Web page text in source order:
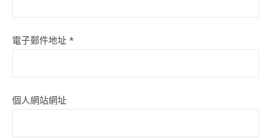
電子郵件地址 *
個人網站網址